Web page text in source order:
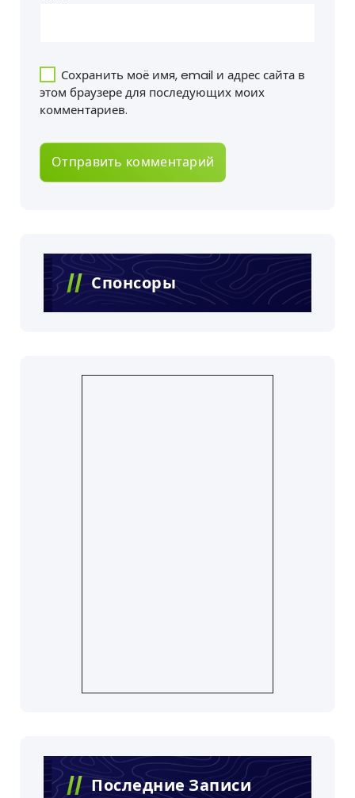
Сохранить моё имя, email и адрес сайта в
этом браузере для последующих моих
комментариев.
Спонсоры
Последние Записи